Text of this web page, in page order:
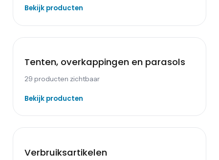
Bekijk producten
Tenten, overkappingen en parasols
29 producten zichtbaar
Bekijk producten
Verbruiksartikelen